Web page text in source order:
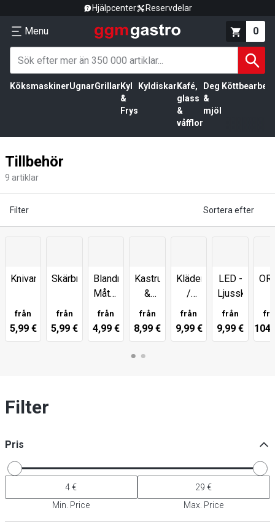
Hjälpcenter Reservdelar
Menu 0
KöksmaskinerUgnarGrillar Kyl
&
Frys
Kyldiskar Kafé,
glass
&
våfflor
Deg
&
mjöl
Tillbehör
9 artiklar
Filter Sortera efter
Knivar
från
5,99 €
Skärbrädor
från
5,99 €
Blandningsskålar,
Måttbägare
och
Vispar
från
4,99 €
Kastruller
&
Stekpannor
från
8,99 €
Kläder
/
Arbetsskor
från
9,99 €
LED -
Ljusskyltar
från
9,99 €
Filter
Pris
Min. Price Max. Price